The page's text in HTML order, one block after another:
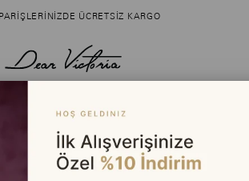
ÜCRETSIZ KARGO